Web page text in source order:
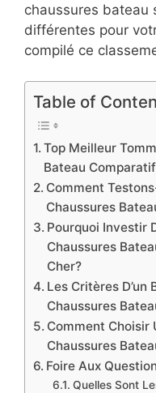
chaussures bateau
différentes pour
compilé ce
Table of
Top Meilleur
Bateau
Comment
Chaussures
Pourquoi Investir
Chaussures
Cher?
Les Critères D’un
Chaussures
Comment Choisir
Chaussures
Foire Aux
Quelles Sont